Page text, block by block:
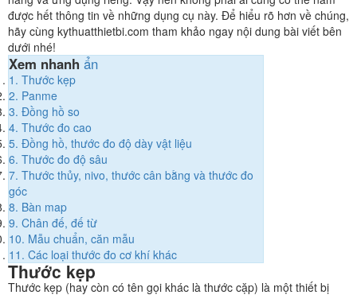
được hết thông tin về những dụng cụ này. Để hiểu rõ hơn về chúng,
hãy cùng kythuatthietbi.com tham khảo ngay nội dung bài viết bên
dưới nhé!
Xem nhanh ẩn
1. Thước kẹp
2. Panme
3. Đồng hồ so
4. Thước đo cao
5. Đồng hồ, thước đo độ dày vật liệu
6. Thước đo độ sâu
7. Thước thủy, nivo, thước cân bằng và thước đo
góc
8. Bàn map
9. Chân đế, đế từ
10. Mẫu chuẩn, căn mẫu
11. Các loại thước đo cơ khí khác
Thước kẹp
Thước kẹp (hay còn có tên gọi khác là thước cặp) là một thiết bị